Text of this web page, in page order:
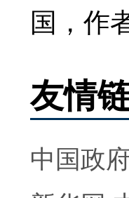
国，作
友情
中国政